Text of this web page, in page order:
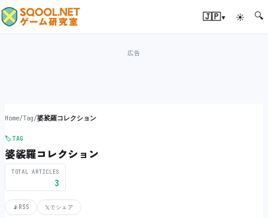
🇯🇵▾ ☀ 🔍
Home/Tag/婆裟羅コレクション
🏷️TAG
婆裟羅コレクション
TOTAL ARTICLES
3
📡 RSS 𝕏でシェア